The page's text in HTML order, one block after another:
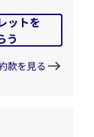
ットを
う
款を見る